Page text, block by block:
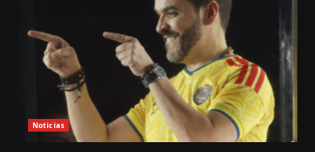
Noticias